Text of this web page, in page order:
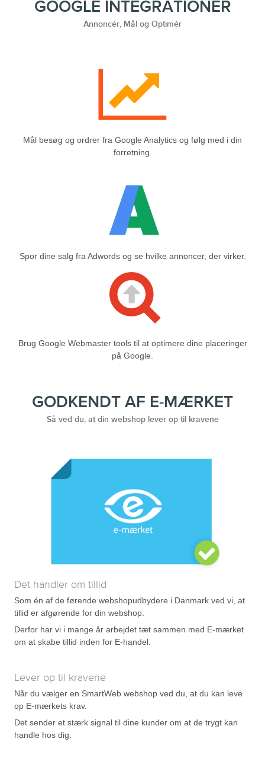
GOOGLE INTEGRATIONER
Annoncér, Mål og Optimér
Mål besøg og ordrer fra Google Analytics og følg med i din
forretning.
Spor dine salg fra Adwords og se hvilke annoncer, der virker.
Brug Google Webmaster tools til at optimere dine placeringer
på Google.
GODKENDT AF E-MÆRKET
Så ved du, at din webshop lever op til kravene
Det handler om tillid
Som én af de førende webshopudbydere i Danmark ved vi, at
tillid er afgørende for din webshop.
Derfor har vi i mange år arbejdet tæt sammen med E-mærket
om at skabe tillid inden for E-handel.
Lever op til kravene
Når du vælger en SmartWeb webshop ved du, at du kan leve
op E-mærkets krav.
Det sender et stærk signal til dine kunder om at de trygt kan
handle hos dig.